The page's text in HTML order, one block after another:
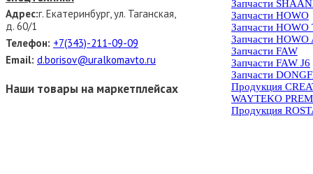
Адрес:г. Екатеринбург, ул. Таганская,
д. 60/1
Телефон: +7(343)-211-09-09
Email: d.borisov@uralkomavto.ru
Наши товары на маркетплейсах
Запчасти
Запчасти HOWO
Запчасти HOWO
Запчасти HOWO
Запчасти FAW
Запчасти FAW J6
Запчасти
Продукция
WAYTEKO
Продукция